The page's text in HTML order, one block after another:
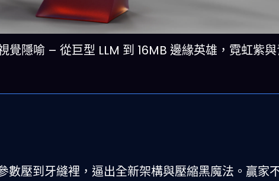
隱喻 – 從巨型 LLM 到 16MB 邊緣英雄，霓虹紫
壓到牙縫裡，逼出全新架構與壓縮黑魔法。贏家